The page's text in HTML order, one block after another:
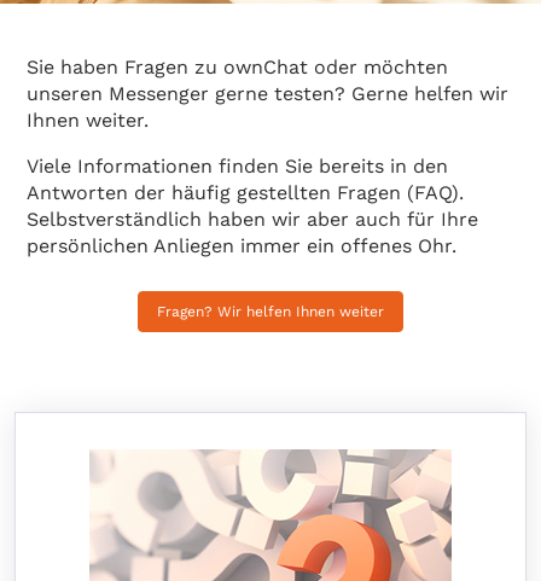
Sie haben Fragen zu ownChat oder möchten
unseren Messenger gerne testen? Gerne helfen wir
Ihnen weiter.
Viele Informationen finden Sie bereits in den
Antworten der häufig gestellten Fragen (FAQ).
Selbstverständlich haben wir aber auch für Ihre
persönlichen Anliegen immer ein offenes Ohr.
Fragen? Wir helfen Ihnen weiter